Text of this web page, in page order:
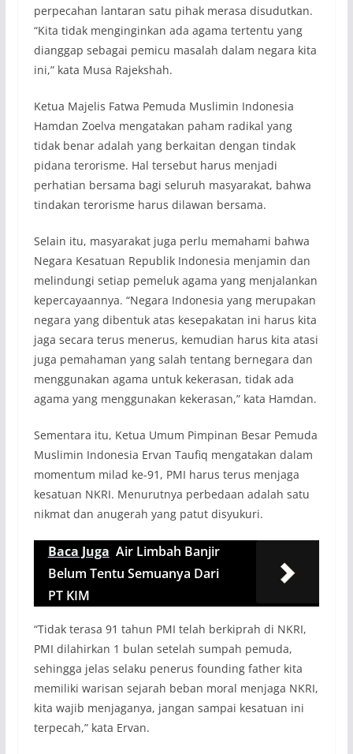
perpecahan lantaran satu pihak merasa disudutkan.
“Kita tidak menginginkan ada agama tertentu yang
dianggap sebagai pemicu masalah dalam negara kita
ini,” kata Musa Rajekshah.
Ketua Majelis Fatwa Pemuda Muslimin Indonesia
Hamdan Zoelva mengatakan paham radikal yang
tidak benar adalah yang berkaitan dengan tindak
pidana terorisme. Hal tersebut harus menjadi
perhatian bersama bagi seluruh masyarakat, bahwa
tindakan terorisme harus dilawan bersama.
Selain itu, masyarakat juga perlu memahami bahwa
Negara Kesatuan Republik Indonesia menjamin dan
melindungi setiap pemeluk agama yang menjalankan
kepercayaannya. “Negara Indonesia yang merupakan
negara yang dibentuk atas kesepakatan ini harus kita
jaga secara terus menerus, kemudian harus kita atasi
juga pemahaman yang salah tentang bernegara dan
menggunakan agama untuk kekerasan, tidak ada
agama yang menggunakan kekerasan,” kata Hamdan.
Sementara itu, Ketua Umum Pimpinan Besar Pemuda
Muslimin Indonesia Ervan Taufiq mengatakan dalam
momentum milad ke-91, PMI harus terus menjaga
kesatuan NKRI. Menurutnya perbedaan adalah satu
nikmat dan anugerah yang patut disyukuri.
Baca Juga Air Limbah Banjir
Belum Tentu Semuanya Dari
PT KIM
“Tidak terasa 91 tahun PMI telah berkiprah di NKRI,
PMI dilahirkan 1 bulan setelah sumpah pemuda,
sehingga jelas selaku penerus founding father kita
memiliki warisan sejarah beban moral menjaga NKRI,
kita wajib menjaganya, jangan sampai kesatuan ini
terpecah,” kata Ervan.